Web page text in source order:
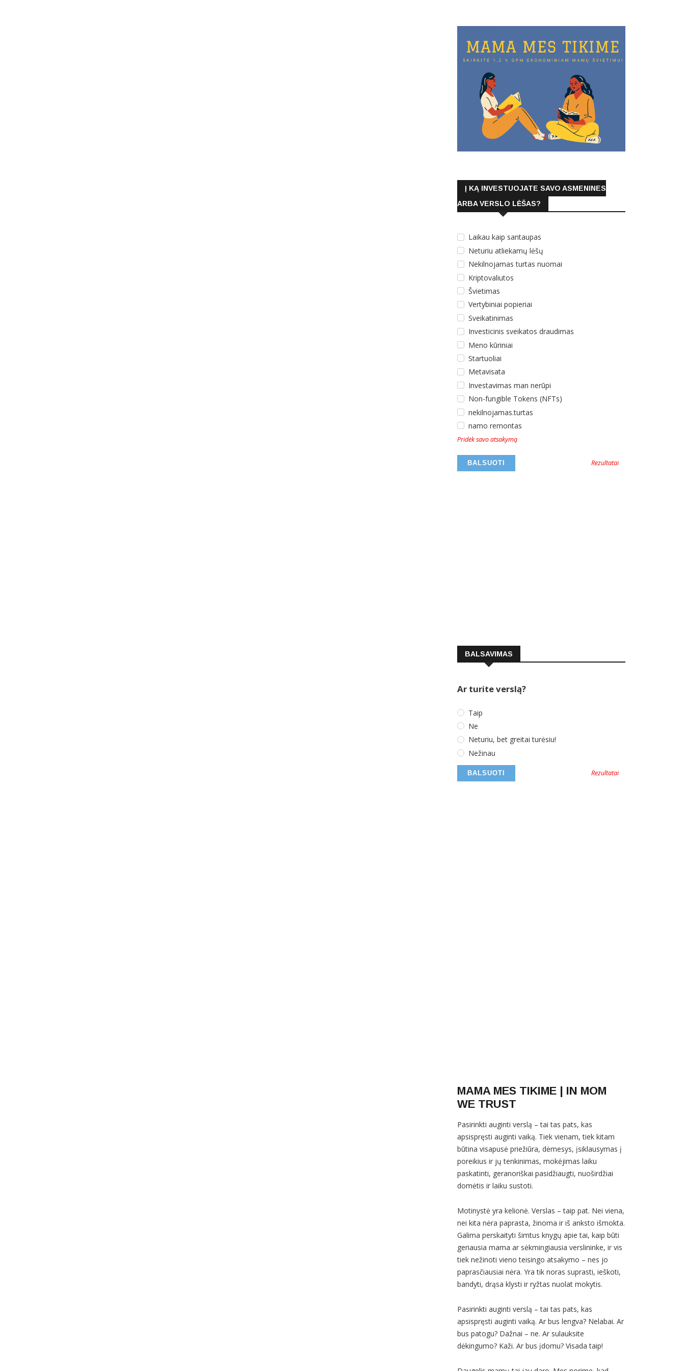
Į KĄ INVESTUOJATE SAVO ASMENINES
ARBA VERSLO LĖŠAS?
Laikau kaip santaupas
Neturiu atliekamų lėšų
Nekilnojamas turtas nuomai
Kriptovaliutos
Švietimas
Vertybiniai popieriai
Sveikatinimas
Investicinis sveikatos draudimas
Meno kūriniai
Startuoliai
Metavisata
Investavimas man nerūpi
Non-fungible Tokens (NFTs)
nekilnojamas.turtas
namo remontas
Pridėk savo atsakymą
Rezultatai
BALSAVIMAS
Ar turite verslą?
Taip
Ne
Neturiu, bet greitai turėsiu!
Nežinau
Rezultatai
MAMA MES TIKIME | IN MOM
WE TRUST
Pasirinkti auginti verslą – tai tas pats, kas
apsispręsti auginti vaiką. Tiek vienam, tiek kitam
būtina visapusė priežiūra, dėmesys, įsiklausymas į
poreikius ir jų tenkinimas, mokėjimas laiku
paskatinti, geranoriškai pasidžiaugti, nuoširdžiai
domėtis ir laiku sustoti.
Motinystė yra kelionė. Verslas – taip pat. Nei viena,
nei kita nėra paprasta, žinoma ir iš anksto išmokta.
Galima perskaityti šimtus knygų apie tai, kaip būti
geriausia mama ar sėkmingiausia verslininke, ir vis
tiek nežinoti vieno teisingo atsakymo – nes jo
paprasčiausiai nėra. Yra tik noras suprasti, ieškoti,
bandyti, drąsa klysti ir ryžtas nuolat mokytis.
Pasirinkti auginti verslą – tai tas pats, kas
apsispręsti auginti vaiką. Ar bus lengva? Nelabai. Ar
bus patogu? Dažnai – ne. Ar sulauksite
dėkingumo? Kaži. Ar bus įdomu? Visada taip!